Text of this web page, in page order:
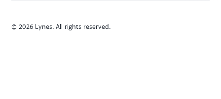
© 2026 Lynes. All rights reserved.